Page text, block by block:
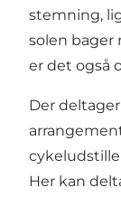
stemning,
solen bager
er det også
Der
Her kan